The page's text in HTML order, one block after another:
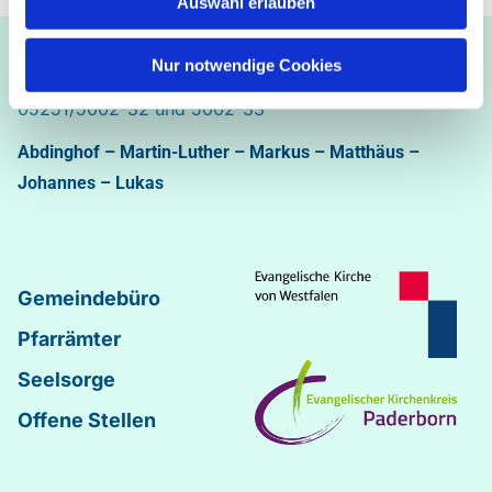
Nur notwendige Cookies
Ev.-luth. Kirchengemeinde Paderborn
Bastfelder Weg 30 - 33098 Paderborn
05251/5002-32 und 5002-33
Abdinghof – Martin-Luther – Markus – Matthäus –
Johannes – Lukas
Gemeindebüro
Pfarrämter
Seelsorge
Offene Stellen